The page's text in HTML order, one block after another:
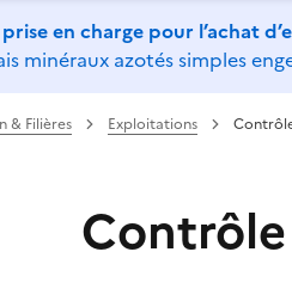
en charge pour l’achat
minéraux azotés simples
& Filières Exploitations